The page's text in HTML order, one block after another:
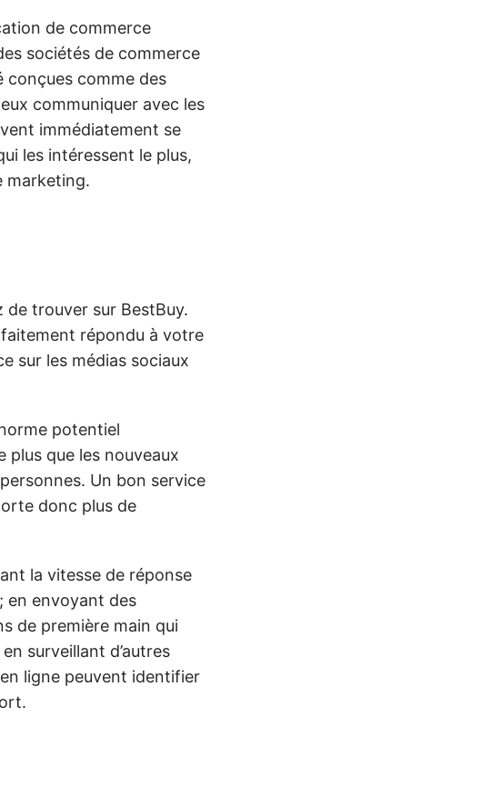
de commerce
sociétés de commerce
conçues comme des
communiquer avec les
immédiatement se
les intéressent le plus,
marketing.
trouver sur BestBuy.
répondu à votre
sur les médias sociaux
potentiel
plus que les nouveaux
Un bon service
donc plus de
la vitesse de réponse
en envoyant des
de première main qui
surveillant d’autres
ligne peuvent identifier